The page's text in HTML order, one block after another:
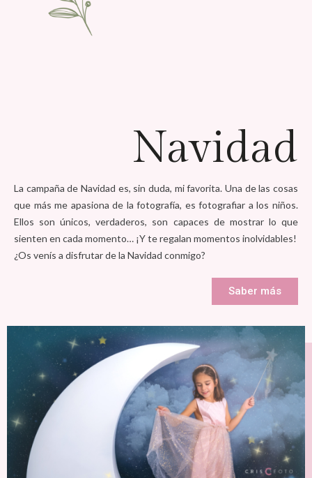
Navidad
La campaña de Navidad es, sin duda, mi favorita. Una de las cosas
que más me apasiona de la fotografía, es fotografiar a los niños.
Ellos son únicos, verdaderos, son capaces de mostrar lo que
sienten en cada momento… ¡Y te regalan momentos inolvidables!
¿Os venís a disfrutar de la Navidad conmigo?
Saber más